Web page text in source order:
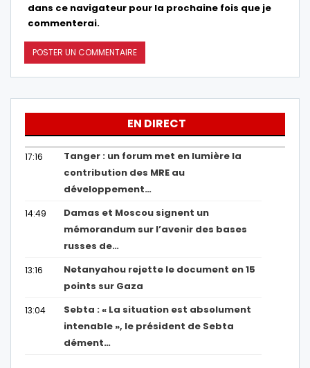
dans ce navigateur pour la prochaine fois que je
commenterai.
EN DIRECT
17:16
Tanger : un forum met en lumière la
contribution des MRE au
développement…
14:49
Damas et Moscou signent un
mémorandum sur l’avenir des bases
russes de…
13:16
Netanyahou rejette le document en 15
points sur Gaza
13:04
Sebta : « La situation est absolument
intenable », le président de Sebta
dément…